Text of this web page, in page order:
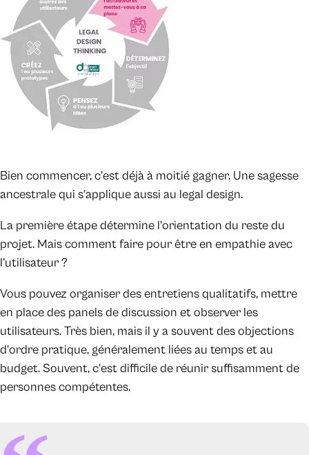
Bien commencer, c’est déjà à moitié gagner. Une sagesse
ancestrale qui s’applique aussi au legal design.
La première étape détermine l’orientation du reste du
projet. Mais comment faire pour être en empathie avec
l’utilisateur ?
Vous pouvez organiser des entretiens qualitatifs, mettre
en place des panels de discussion et observer les
utilisateurs. Très bien, mais il y a souvent des objections
d’ordre pratique, généralement liées au temps et au
budget. Souvent, c’est difficile de réunir suffisamment de
personnes compétentes.